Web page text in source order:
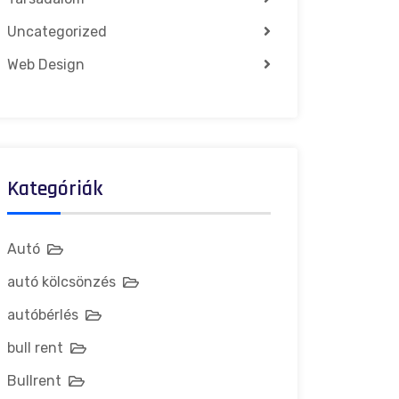
Uncategorized
Web Design
Kategóriák
Autó
autó kölcsönzés
autóbérlés
bull rent
Bullrent